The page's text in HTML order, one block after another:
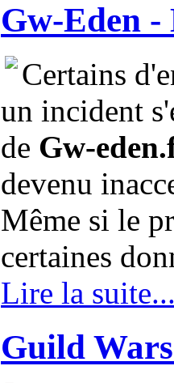
Gw-Eden -
Certains
un incident
de Gw-
devenu
Même si le
certaines
Lire la
Guild